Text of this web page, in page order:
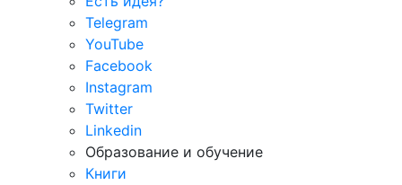
Telegram
YouTube
Facebook
Instagram
Twitter
Linkedin
Образование и обучение
Книги